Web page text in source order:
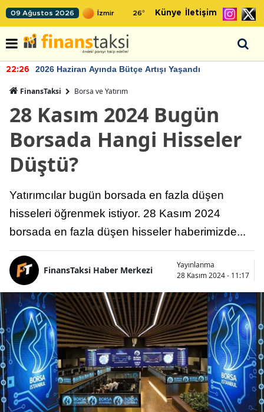
09 Ağustos 2026 26° Künye İletişim
22:26 2026 Haziran Ayında Bütçe Artışı Yaşandı
FinansTaksi Borsa ve Yatırım
28 Kasım 2024 Bugün
Borsada Hangi Hisseler
Düştü?
Yatırımcılar bugün borsada en fazla düşen
hisseleri öğrenmek istiyor. 28 Kasım 2024
borsada en fazla düşen hisseler haberimizde...
FinansTaksi Haber Merkezi
Yayınlanma
28 Kasım 2024 - 11:17